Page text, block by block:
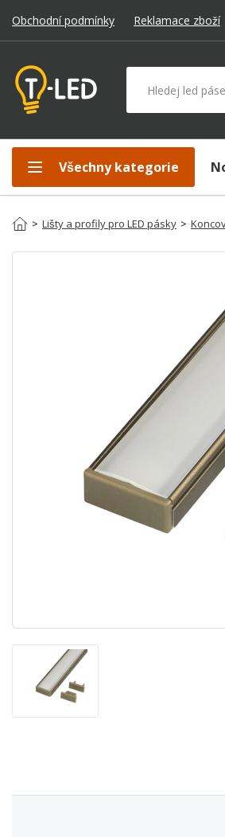
Obchodní podmínky Reklamace zboží
Všechny kategorie
> Lišty a profily pro LED pásky >